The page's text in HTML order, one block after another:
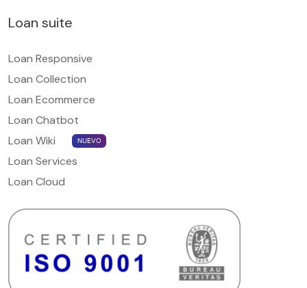
Loan suite
Loan Responsive
Loan Collection
Loan Ecommerce
Loan Chatbot
Loan Wiki
NUEVO
Loan Services
Loan Cloud